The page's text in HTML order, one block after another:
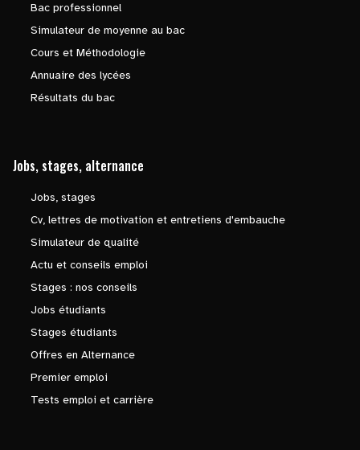
Bac professionnel
Simulateur de moyenne au bac
Cours et Méthodologie
Annuaire des lycées
Résultats du bac
Jobs, stages, alternance
Jobs, stages
Cv, lettres de motivation et entretiens d'embauche
Simulateur de qualité
Actu et conseils emploi
Stages : nos conseils
Jobs étudiants
Stages étudiants
Offres en Alternance
Premier emploi
Tests emploi et carrière